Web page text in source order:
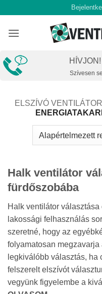
content
Szívesen
ELSZÍVÓ
Halk ventilátor
fürdőszobába
Halk ventilátor
lakossági felhasználás
szeretné, hogy az
folyamatosan
legkiválóbb választás, ha
felszerelt elszívót
vegyünk figyelembe a